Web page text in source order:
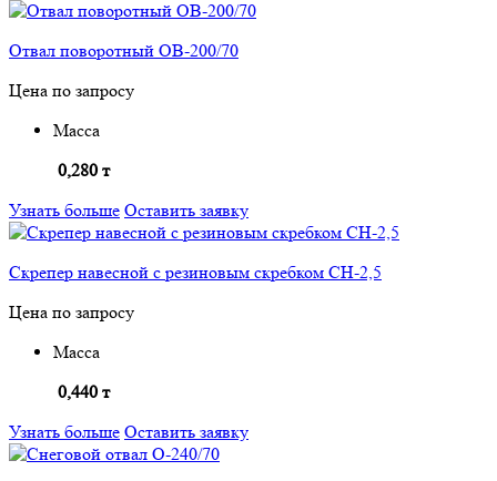
Отвал поворотный ОВ-200/70
Цена по запросу
Масса
0,280 т
Узнать больше Оставить заявку
Скрепер навесной с резиновым скребком СН-2,5
Цена по запросу
Масса
0,440 т
Узнать больше Оставить заявку